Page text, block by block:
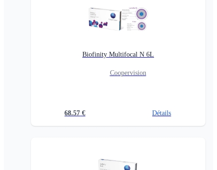
Biofinity Multifocal N 6L
Coopervision
68.57 € Détails